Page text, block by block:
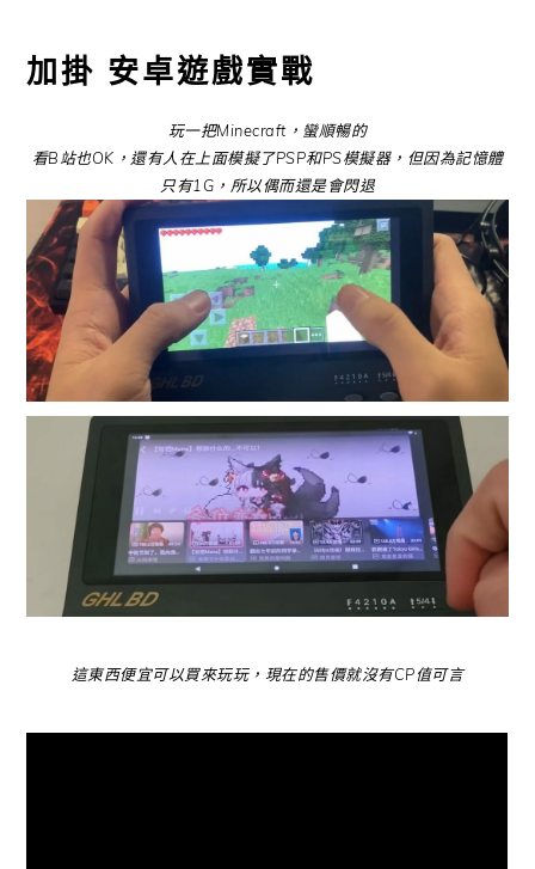
加掛 安卓遊戲實戰
玩一把Minecraft，蠻順暢的
看B站也OK ，還有人在上面模擬了PSP和PS模擬器，但因為記憶體
只有1G，所以偶而還是會閃退
這東西便宜可以買來玩玩，現在的售價就沒有CP值可言